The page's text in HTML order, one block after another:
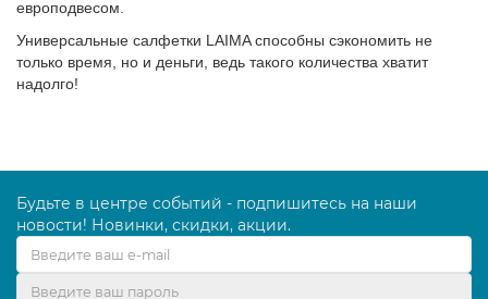
европодвесом.
Универсальные салфетки LAIMA способны сэкономить не
только время, но и деньги, ведь такого количества хватит
надолго!
Будьте в центре событий - подпишитесь на наши
новости! Новинки, скидки, акции.